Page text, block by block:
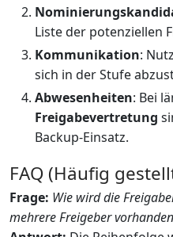
Liste der potenziellen
Kommunikation:
sich in der Stufe
Abwesenheiten: Bei
Freigabevertretung
Backup-Einsatz.
FAQ (Häufig
Frage: Wie wird die
mehrere Freigeber